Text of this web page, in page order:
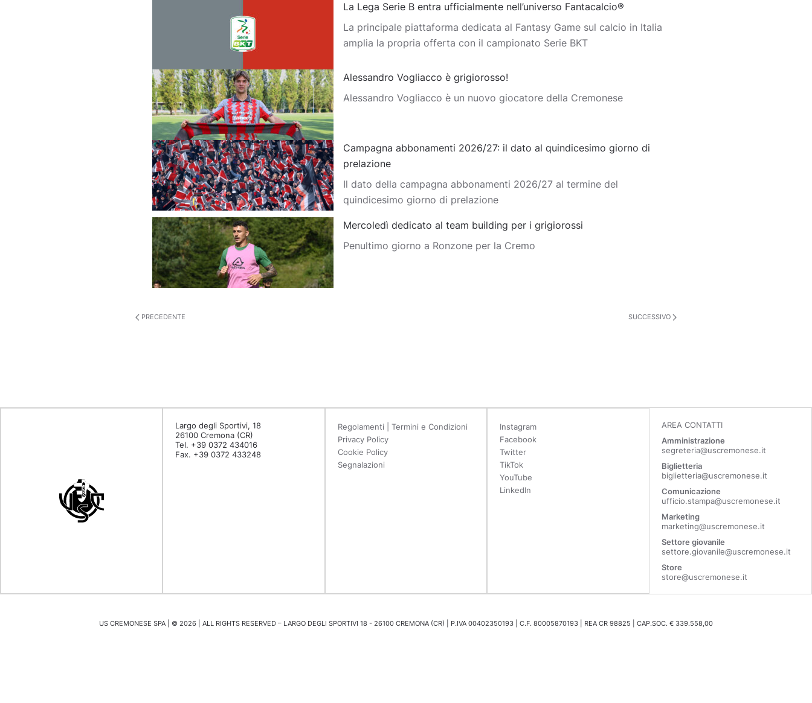
La Lega Serie B entra ufficialmente nell’universo Fantacalcio®
La principale piattaforma dedicata al Fantasy Game sul calcio in Italia
amplia la propria offerta con il campionato Serie BKT
Alessandro Vogliacco è grigiorosso!
Alessandro Vogliacco è un nuovo giocatore della Cremonese
Campagna abbonamenti 2026/27: il dato al quindicesimo giorno di
prelazione
Il dato della campagna abbonamenti 2026/27 al termine del
quindicesimo giorno di prelazione
Mercoledì dedicato al team building per i grigiorossi
Penultimo giorno a Ronzone per la Cremo
PRECEDENTE SUCCESSIVO
Largo degli Sportivi, 18
26100 Cremona (CR)
Tel. +39 0372 434016
Fax. +39 0372 433248
Regolamenti | Termini e Condizioni
Privacy Policy
Cookie Policy
Segnalazioni
Instagram
Facebook
Twitter
TikTok
YouTube
LinkedIn
AREA CONTATTI
Amministrazione
segreteria@uscremonese.it
Biglietteria
biglietteria@uscremonese.it
Comunicazione
ufficio.stampa@uscremonese.it
Marketing
marketing@uscremonese.it
Settore giovanile
settore.giovanile@uscremonese.it
Store
store@uscremonese.it
US CREMONESE SPA | © 2026 | ALL RIGHTS RESERVED – LARGO DEGLI SPORTIVI 18 - 26100 CREMONA (CR) | P.IVA 00402350193 | C.F. 80005870193 | REA CR 98825 | CAP.SOC. € 339.558,00